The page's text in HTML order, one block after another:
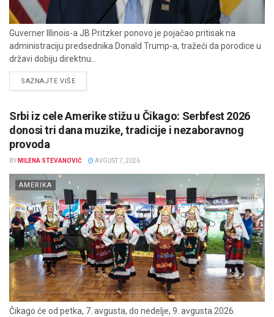
Guverner Illinois-a JB Pritzker ponovo je pojačao pritisak na
administraciju predsednika Donald Trump-a, tražeći da porodice u
državi dobiju direktnu...
SAZNAJTE VIŠEDETAILS
Srbi iz cele Amerike stižu u Čikago: Serbfest 2026
donosi tri dana muzike, tradicije i nezaboravnog
provoda
BY MILENA STEVANOVIĆ AVGUST 7, 2026
AMERIKA
Čikago će od petka, 7. avgusta, do nedelje, 9. avgusta 2026.